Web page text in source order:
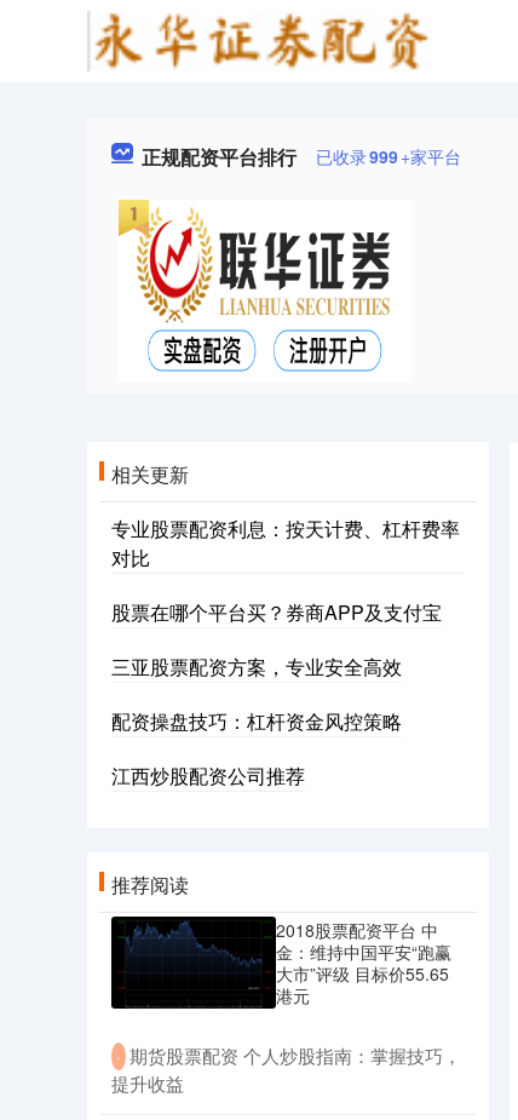
正规配资平台排行 已收录999+家平台
相关更新
专业股票配资利息：按天计费、杠杆费率
对比
股票在哪个平台买？券商APP及支付宝
三亚股票配资方案，专业安全高效
配资操盘技巧：杠杆资金风控策略
江西炒股配资公司推荐
推荐阅读
2018股票配资平台 中
金：维持中国平安“跑赢
大市”评级 目标价55.65
港元
· ​期货股票配资 个人炒股指南：掌握技巧，
提升收益